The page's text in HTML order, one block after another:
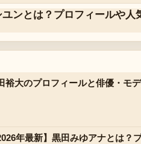
ンとは？プロフィールや人
裕大のプロフィールと俳優・モ
年最新】黒田みゆアナとは？